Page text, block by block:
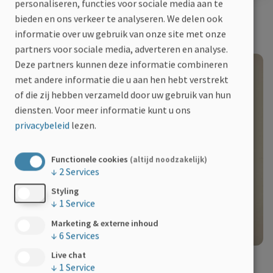
personaliseren, functies voor sociale media aan te
bieden en ons verkeer te analyseren. We delen ook
informatie over uw gebruik van onze site met onze
partners voor sociale media, adverteren en analyse.
Deze partners kunnen deze informatie combineren
met andere informatie die u aan hen hebt verstrekt
of die zij hebben verzameld door uw gebruik van hun
diensten. Voor meer informatie kunt u ons
privacybeleid lezen.
Functionele cookies (altijd noodzakelijk)
↓ 2Services
Styling
↓ 1 Service
Marketing & externe inhoud
↓ 6 Services
Live chat
↓ 1 Service